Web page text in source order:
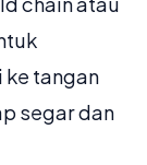
tangan
segar dan